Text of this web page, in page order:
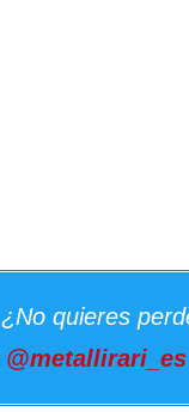
¿No quieres
@metallirari_es